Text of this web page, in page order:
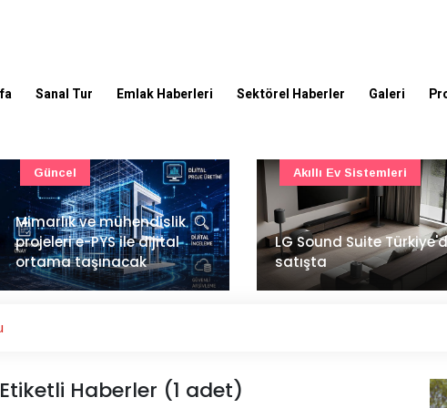
Sanal Tur Emlak Haberleri Sektörel Haberler Galeri
LG Sound Suite Türkiye'de
satışta
Akıllı Ev Sistemleri
İstanbul Havalimanı'nın
ana pistinde sona doğru
Ulaşım
Haberler (1 adet)